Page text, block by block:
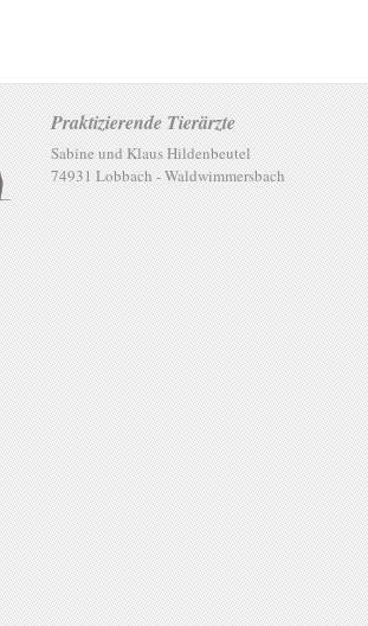
Praktizierende Tierärzte
Sabine und Klaus Hildenbeutel
74931 Lobbach - Waldwimmersbach